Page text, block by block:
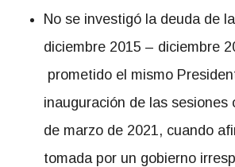
No se investigó la deuda de
diciembre 2015 – diciembre
prometido el mismo
inauguración de las sesiones
de marzo de 2021, cuando
tomada por un gobierno